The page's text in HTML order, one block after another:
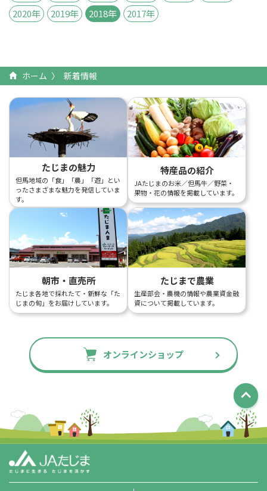
2020年
2019年 2018年 2017年
ホーム 新着情報
たじまの魅力
但馬地域の「食」「農」「遊」とい
ったさまざまな魅力を発信していま
す。
特産品の紹介
JAたじまのお米／但馬牛／野菜・
果物・花の情報を掲載しています。
朝市・直売所
たじま各地で採れたて・新鮮な「た
じまの旬」をお届けしています。
たじまで農業
生産部会・農機の情報や農業資金融
資について掲載しています。
オンラインショップ